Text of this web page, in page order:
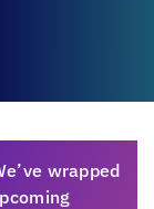
wrapped